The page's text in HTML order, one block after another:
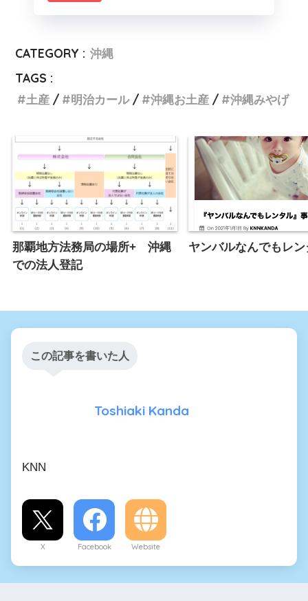
CATEGORY : 沖縄
TAGS :
土産
明治カール 沖縄お土産 沖縄みやげ
那覇地方法務局の場所+ 沖縄
での法人登記
ヤンバルなんでもレ
この記事を書いた人
Toshiaki Kanda
KNN
X Facebook Website